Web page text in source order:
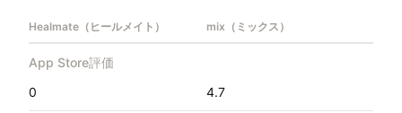
Healmate（ヒールメイト） mix（ミックス）
App Store評価
0
4.7